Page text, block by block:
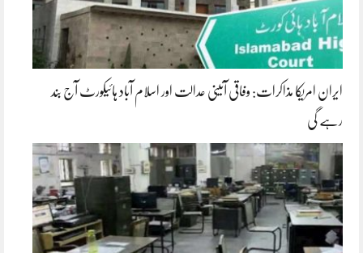
ایران امریکا مذاکرات: وفاقی آئینی عدالت اور اسلام آباد ہائیکورٹ آج بند
رہے گی